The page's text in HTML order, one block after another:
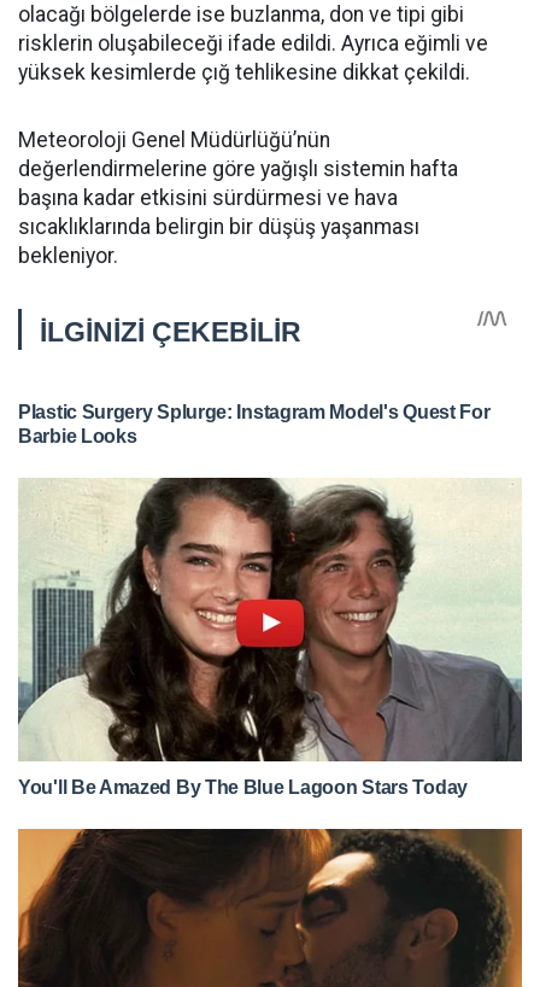
olacağı bölgelerde ise buzlanma, don ve tipi gibi
risklerin oluşabileceği ifade edildi. Ayrıca eğimli ve
yüksek kesimlerde çığ tehlikesine dikkat çekildi.
Meteoroloji Genel Müdürlüğü’nün
değerlendirmelerine göre yağışlı sistemin hafta
başına kadar etkisini sürdürmesi ve hava
sıcaklıklarında belirgin bir düşüş yaşanması
bekleniyor.